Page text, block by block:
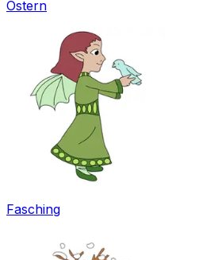
Ostern
Fasching